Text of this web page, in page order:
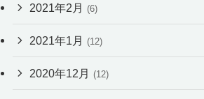
2021年2月 (6)
2021年1月 (12)
2020年12月 (12)